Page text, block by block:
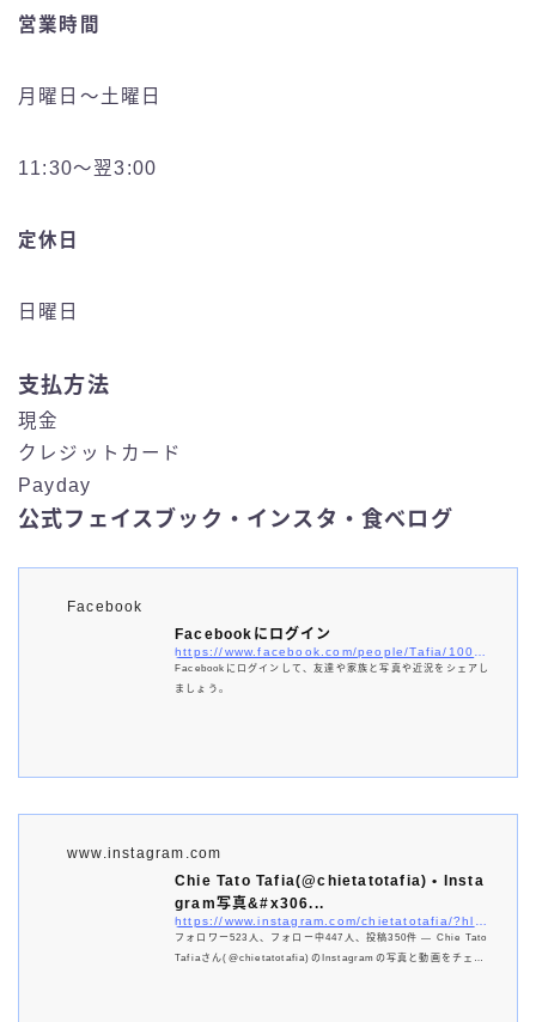
営業時間
月曜日〜土曜日
11:30〜翌3:00
定休日
日曜日
支払方法
現金
クレジットカード
Payday
公式フェイスブック・インスタ・食べログ
Facebook
Facebookにログイン
https://www.facebook.com/people/Tafia/100063686013531/
Facebookにログインして、友達や家族と写真や近況をシェアし
ましょう。
www.instagram.com
Chie Tato Tafia(@chietatotafia) • Insta
gram写真&#x306...
https://www.instagram.com/chietatotafia/?hl=ja
フォロワー523人、フォロー中447人、投稿350件 ― Chie Tato
Tafiaさん(@chietatotafia)のInstagramの写真と動画をチェッ